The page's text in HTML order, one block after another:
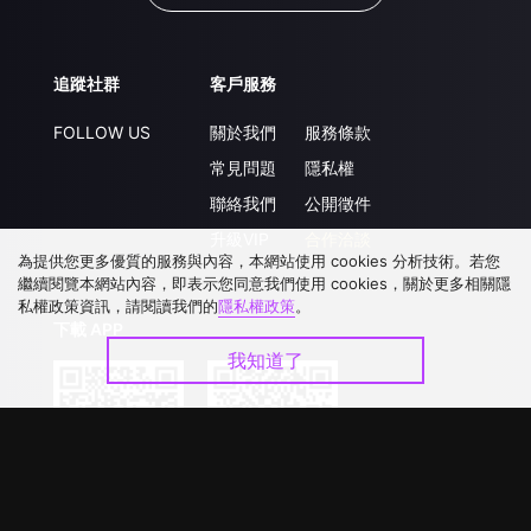
追蹤社群
FOLLOW US
客戶服務
關於我們
常見問題
聯絡我們
服務條款
隱私權
公開徵件
為提供您更多優質的服務與內容，本網站使用 cookies 分析技術。若您
繼續閱覽本網站內容，即表示您同意我們使用 cookies，關於更多相關隱
私權政策資訊，請閱讀我們的隱私權政策。
我知道了